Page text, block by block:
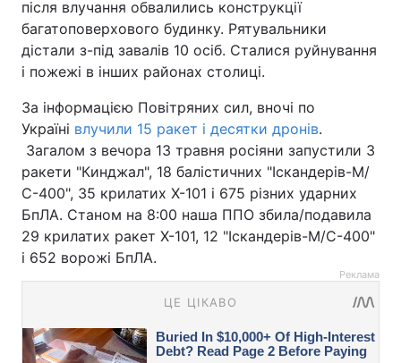
після влучання обвалились конструкції
багатоповерхового будинку. Рятувальники
дістали з-під завалів 10 осіб. Сталися руйнування
і пожежі в інших районах столиці.
За інформацією Повітряних сил, вночі по
Україні влучили 15 ракет і десятки дронів.
Загалом з вечора 13 травня росіяни запустили 3
ракети "Кинджал", 18 балістичних "Іскандерів-М/
С-400", 35 крилатих Х-101 і 675 різних ударних
БпЛА. Станом на 8:00 наша ППО збила/подавила
29 крилатих ракет Х-101, 12 "Іскандерів-М/С-400"
і 652 ворожі БпЛА.
Реклама